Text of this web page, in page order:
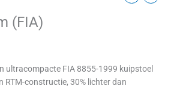
(FIA)
ultracompacte FIA 8855-1999 kuipstoel
RTM-constructie, 30% lichter dan